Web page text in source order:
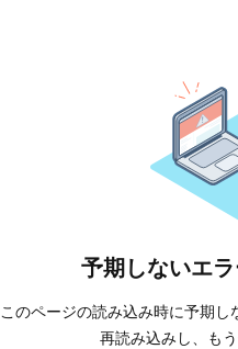
予期しないエラ
このページの読み込み時に予期
再読み込みし、も